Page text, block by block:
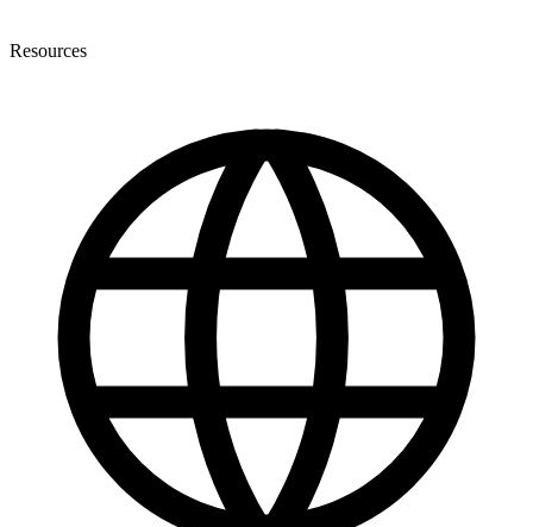
Resources